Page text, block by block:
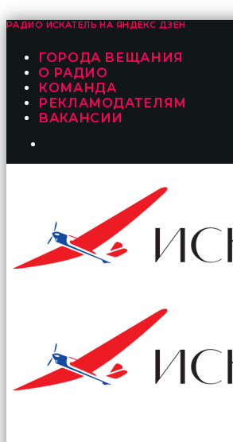
РАДИО ИСКАТЕЛЬ НА ЯНДЕКС ДЗЕН
ГОРОДА ВЕЩАНИЯ
О РАДИО
КОМАНДА
РЕКЛАМОДАТЕЛЯМ
ВАКАНСИИ